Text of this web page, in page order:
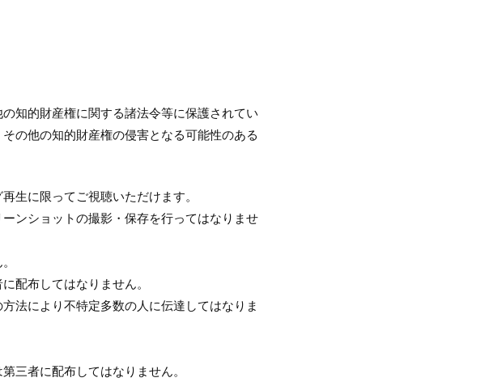
知的財産権に関する諸法令等に保護されてい
の他の知的財産権の侵害となる可能性のある
生に限ってご視聴いただけます。
ンショットの撮影・保存を行ってはなりませ
配布してはなりません。
法により不特定多数の人に伝達してはなりま
三者に配布してはなりません。